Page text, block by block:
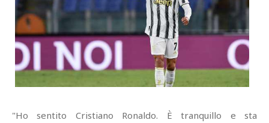
"Ho sentito Cristiano Ronaldo. È tranquillo e sta